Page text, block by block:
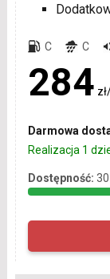
C C
284
Darmowa
Realizacja 1
Dostępność: